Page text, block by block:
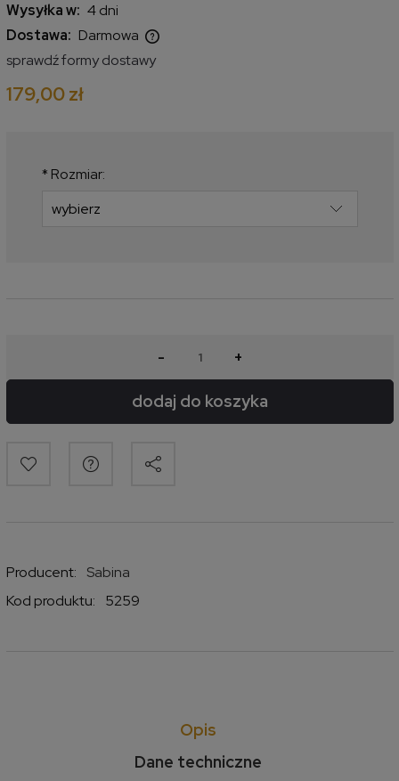
Wysyłka w: 4 dni
Dostawa: Darmowa
Cena nie zawiera ewentualnych kosztów płatności
sprawdź formy dostawy
179,00 zł
* Rozmiar:
- +
dodaj do koszyka
Producent:
Sabina
Kod produktu:
5259
Opis
Dane techniczne